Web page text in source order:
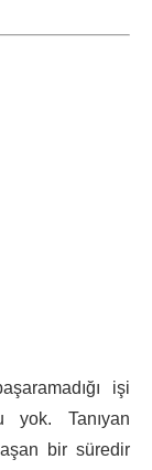
işi
yok. Tanıyan
bir süredir